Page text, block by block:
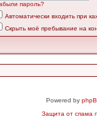
пароль?
Автоматически входить при
Скрыть моё пребывание на
Powered by
Защита от спама